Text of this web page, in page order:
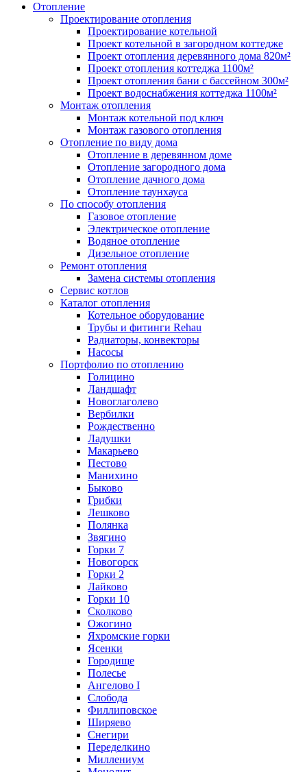
Отопление
Проектирование отопления
Проектирование котельной
Проект котельной в загородном коттедже
Проект отопления деревянного дома 820м²
Проект отопления коттеджа 1100м²
Проект отопления бани с бассейном 300м²
Проект водоснабжения коттеджа 1100м²
Монтаж отопления
Монтаж котельной под ключ
Монтаж газового отопления
Отопление по виду дома
Отопление в деревянном доме
Отопление загородного дома
Отопление дачного дома
Отопление таунхауса
По способу отопления
Газовое отопление
Электрическое отопление
Водяное отопление
Дизельное отопление
Ремонт отопления
Замена системы отопления
Сервис котлов
Каталог отопления
Котельное оборудование
Трубы и фитинги Rehau
Радиаторы, конвекторы
Насосы
Портфолио по отоплению
Голицино
Ландшафт
Новоглаголево
Вербилки
Рождественно
Ладушки
Макарьево
Пестово
Манихино
Быково
Грибки
Лешково
Полянка
Звягино
Горки 7
Новогорск
Горки 2
Лайково
Горки 10
Сколково
Ожогино
Яхромские горки
Ясенки
Городище
Полесье
Ангелово I
Слобода
Филлиповское
Ширяево
Снегири
Переделкино
Миллениум